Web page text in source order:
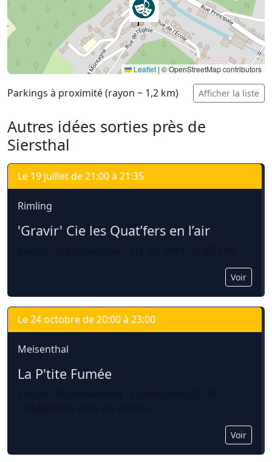
Leaflet | © OpenStreetMap contributors
Parkings à proximité (rayon ~ 1,2 km) Afficher la liste
Autres idées sorties près de
Siersthal
Le 19 juillet de 21:00 à 21:35
Rimling
'Gravir' Cie les Quat’fers en l’air
Voir
Le 24 octobre de 20:00 à 23:00
Meisenthal
La P'tite Fumée
Voir